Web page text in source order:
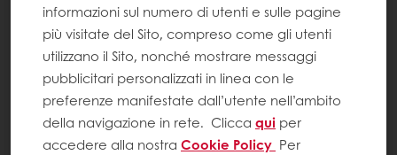
informazioni sul numero di utenti e sulle pagine
più visitate del Sito, compreso come gli utenti
utilizzano il Sito, nonché mostrare messaggi
pubblicitari personalizzati in linea con le
preferenze manifestate dall’utente nell’ambito
della navigazione in rete. Clicca qui per
accedere alla nostra Cookie Policy Per